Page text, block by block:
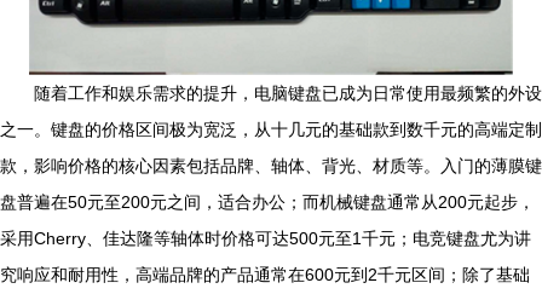
随着工作和娱乐需求的提升，电脑键盘已成为日常使用最频繁的外设
之一。键盘的价格区间极为宽泛，从十几元的基础款到数千元的高端定制
款，影响价格的核心因素包括品牌、轴体、背光、材质等。入门的薄膜键
盘普遍在50元至200元之间，适合办公；而机械键盘通常从200元起步，
采用Cherry、佳达隆等轴体时价格可达500元至1千元；电竞键盘尤为讲
究响应和耐用性，高端品牌的产品通常在600元到2千元区间；除了基础